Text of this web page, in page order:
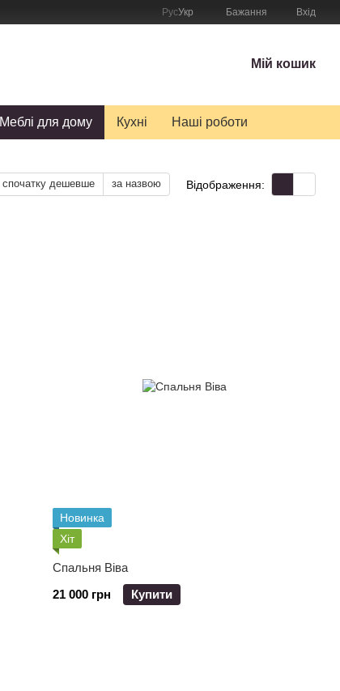
РусУкр Бажання Вхід
Мій кошик
Меблі для дому Кухні Наші роботи
спочатку дешевше за назвою Відображення:
Новинка
Хіт
Спальня Віва
21 000 грн
Купити